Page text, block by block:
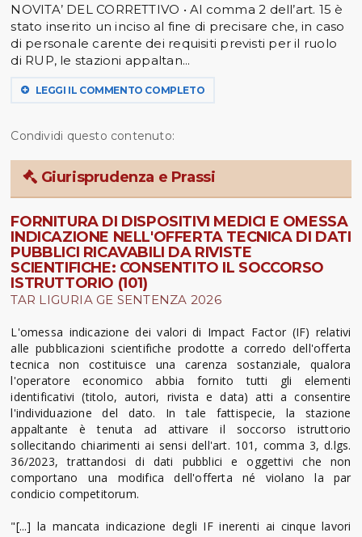
NOVITA’ DEL CORRETTIVO • Al comma 2 dell’art. 15 è
stato inserito un inciso al fine di precisare che, in caso
di personale carente dei requisiti previsti per il ruolo
di RUP, le stazioni appaltan...
LEGGI IL COMMENTO COMPLETO
Condividi questo contenuto:
Giurisprudenza e Prassi
FORNITURA DI DISPOSITIVI MEDICI E OMESSA
INDICAZIONE NELL'OFFERTA TECNICA DI DATI
PUBBLICI RICAVABILI DA RIVISTE
SCIENTIFICHE: CONSENTITO IL SOCCORSO
ISTRUTTORIO (101)
TAR LIGURIA GE SENTENZA 2026
L'omessa indicazione dei valori di Impact Factor (IF) relativi
alle pubblicazioni scientifiche prodotte a corredo dell'offerta
tecnica non costituisce una carenza sostanziale, qualora
l'operatore economico abbia fornito tutti gli elementi
identificativi (titolo, autori, rivista e data) atti a consentire
l'individuazione del dato. In tale fattispecie, la stazione
appaltante è tenuta ad attivare il soccorso istruttorio
sollecitando chiarimenti ai sensi dell'art. 101, comma 3, d.lgs.
36/2023, trattandosi di dati pubblici e oggettivi che non
comportano una modifica dell'offerta né violano la par
condicio competitorum.
"[...] la mancata indicazione degli IF inerenti ai cinque lavori